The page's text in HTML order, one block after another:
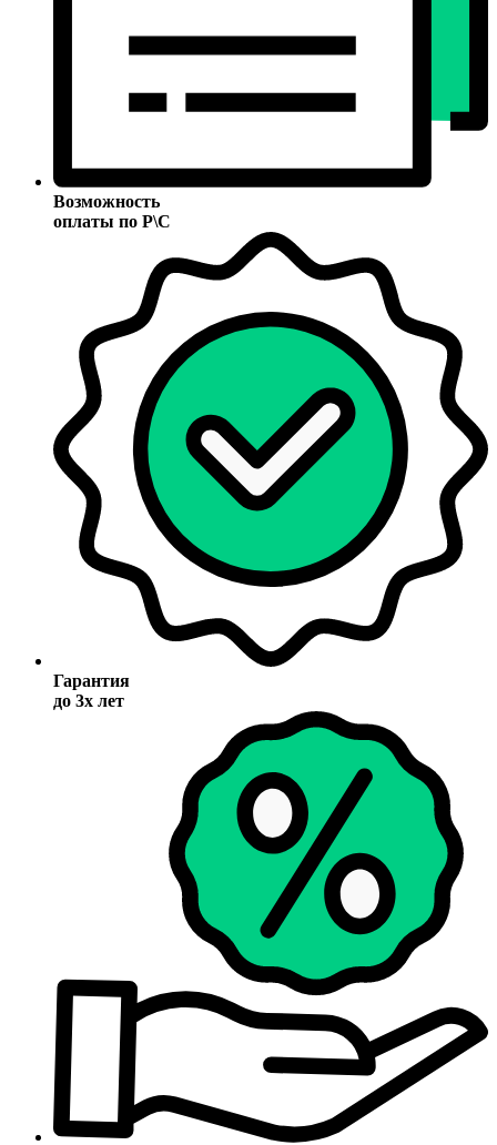
Возможность
оплаты по Р\С
Гарантия
до 3х лет